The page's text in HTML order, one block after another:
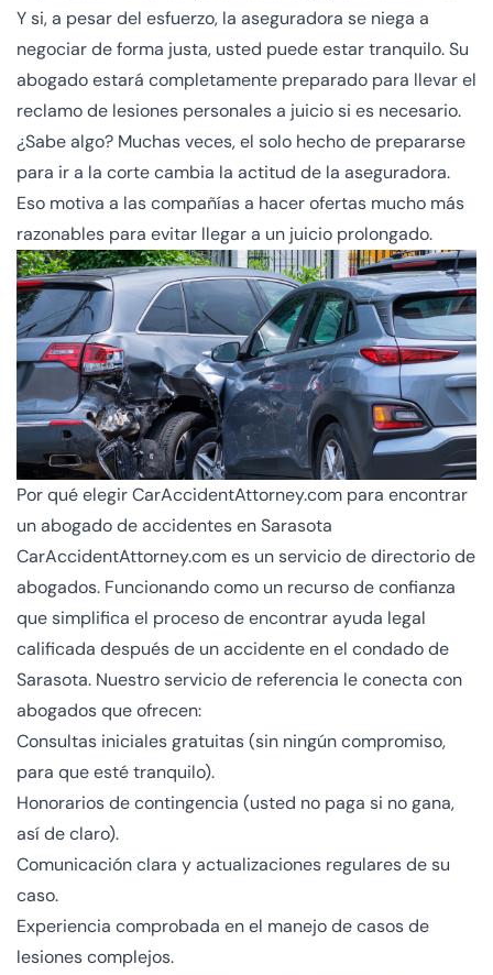
Y si, a pesar del esfuerzo, la aseguradora se niega a
negociar de forma justa, usted puede estar tranquilo. Su
abogado estará completamente preparado para llevar el
reclamo de lesiones personales a juicio si es necesario.
¿Sabe algo? Muchas veces, el solo hecho de prepararse
para ir a la corte cambia la actitud de la aseguradora.
Eso motiva a las compañías a hacer ofertas mucho más
razonables para evitar llegar a un juicio prolongado.
Por qué elegir CarAccidentAttorney.com para encontrar
un abogado de accidentes en Sarasota
CarAccidentAttorney.com es un servicio de directorio de
abogados. Funcionando como un recurso de confianza
que simplifica el proceso de encontrar ayuda legal
calificada después de un accidente en el condado de
Sarasota. Nuestro servicio de referencia le conecta con
abogados que ofrecen:
Consultas iniciales gratuitas (sin ningún compromiso,
para que esté tranquilo).
Honorarios de contingencia (usted no paga si no gana,
así de claro).
Comunicación clara y actualizaciones regulares de su
caso.
Experiencia comprobada en el manejo de casos de
lesiones complejos.